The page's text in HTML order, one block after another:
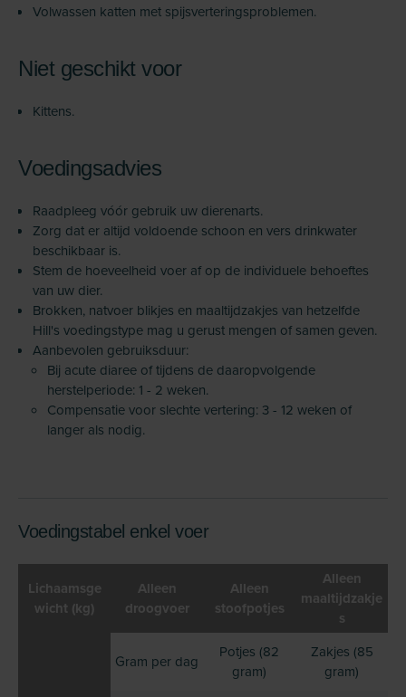
Volwassen katten met spijsverteringsproblemen.
Niet geschikt voor
Kittens.
Voedingsadvies
Raadpleeg vóór gebruik uw dierenarts.
Zorg dat er altijd voldoende schoon en vers drinkwater
beschikbaar is.
Stem de hoeveelheid voer af op de individuele behoeftes
van uw dier.
Brokken, natvoer blikjes en maaltijdzakjes van hetzelfde
Hill's voedingstype mag u gerust mengen of samen geven.
Aanbevolen gebruiksduur:
Bij acute diaree of tijdens de daaropvolgende
herstelperiode: 1 - 2 weken.
Compensatie voor slechte vertering: 3 - 12 weken of
langer als nodig.
Voedingstabel enkel voer
Lichaamsge
wicht (kg)
Alleen
droogvoer
Alleen
stoofpotjes
Alleen
maaltijdzakje
s
Gram per dag
Potjes (82
gram)
Zakjes (85
gram)